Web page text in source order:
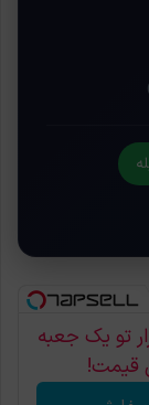
تو یک جعبه
قیمت!